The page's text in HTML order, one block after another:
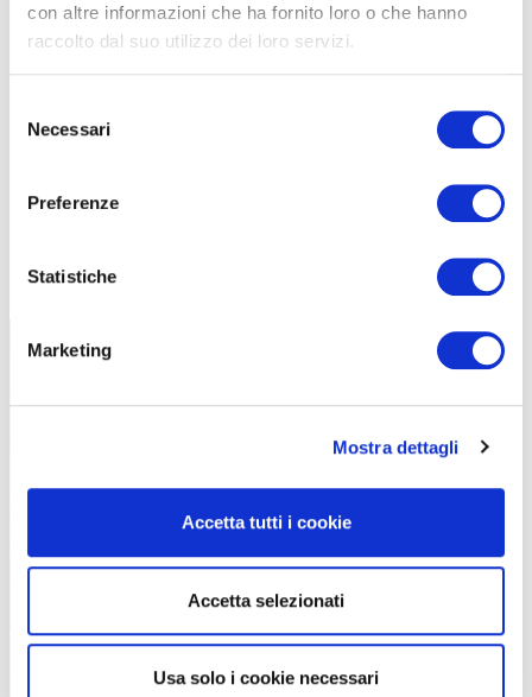
con altre informazioni che ha fornito loro o che hanno
raccolto dal suo utilizzo dei loro servizi.
delNecessari
Preferenze
Statistiche
Marketing
Mostra dettagli
Accetta tutti i cookie
Accetta selezionati
Usa solo i cookie necessari
TUTTE LE CATEGORIE DEL MAGAZINE
PROPOSTE